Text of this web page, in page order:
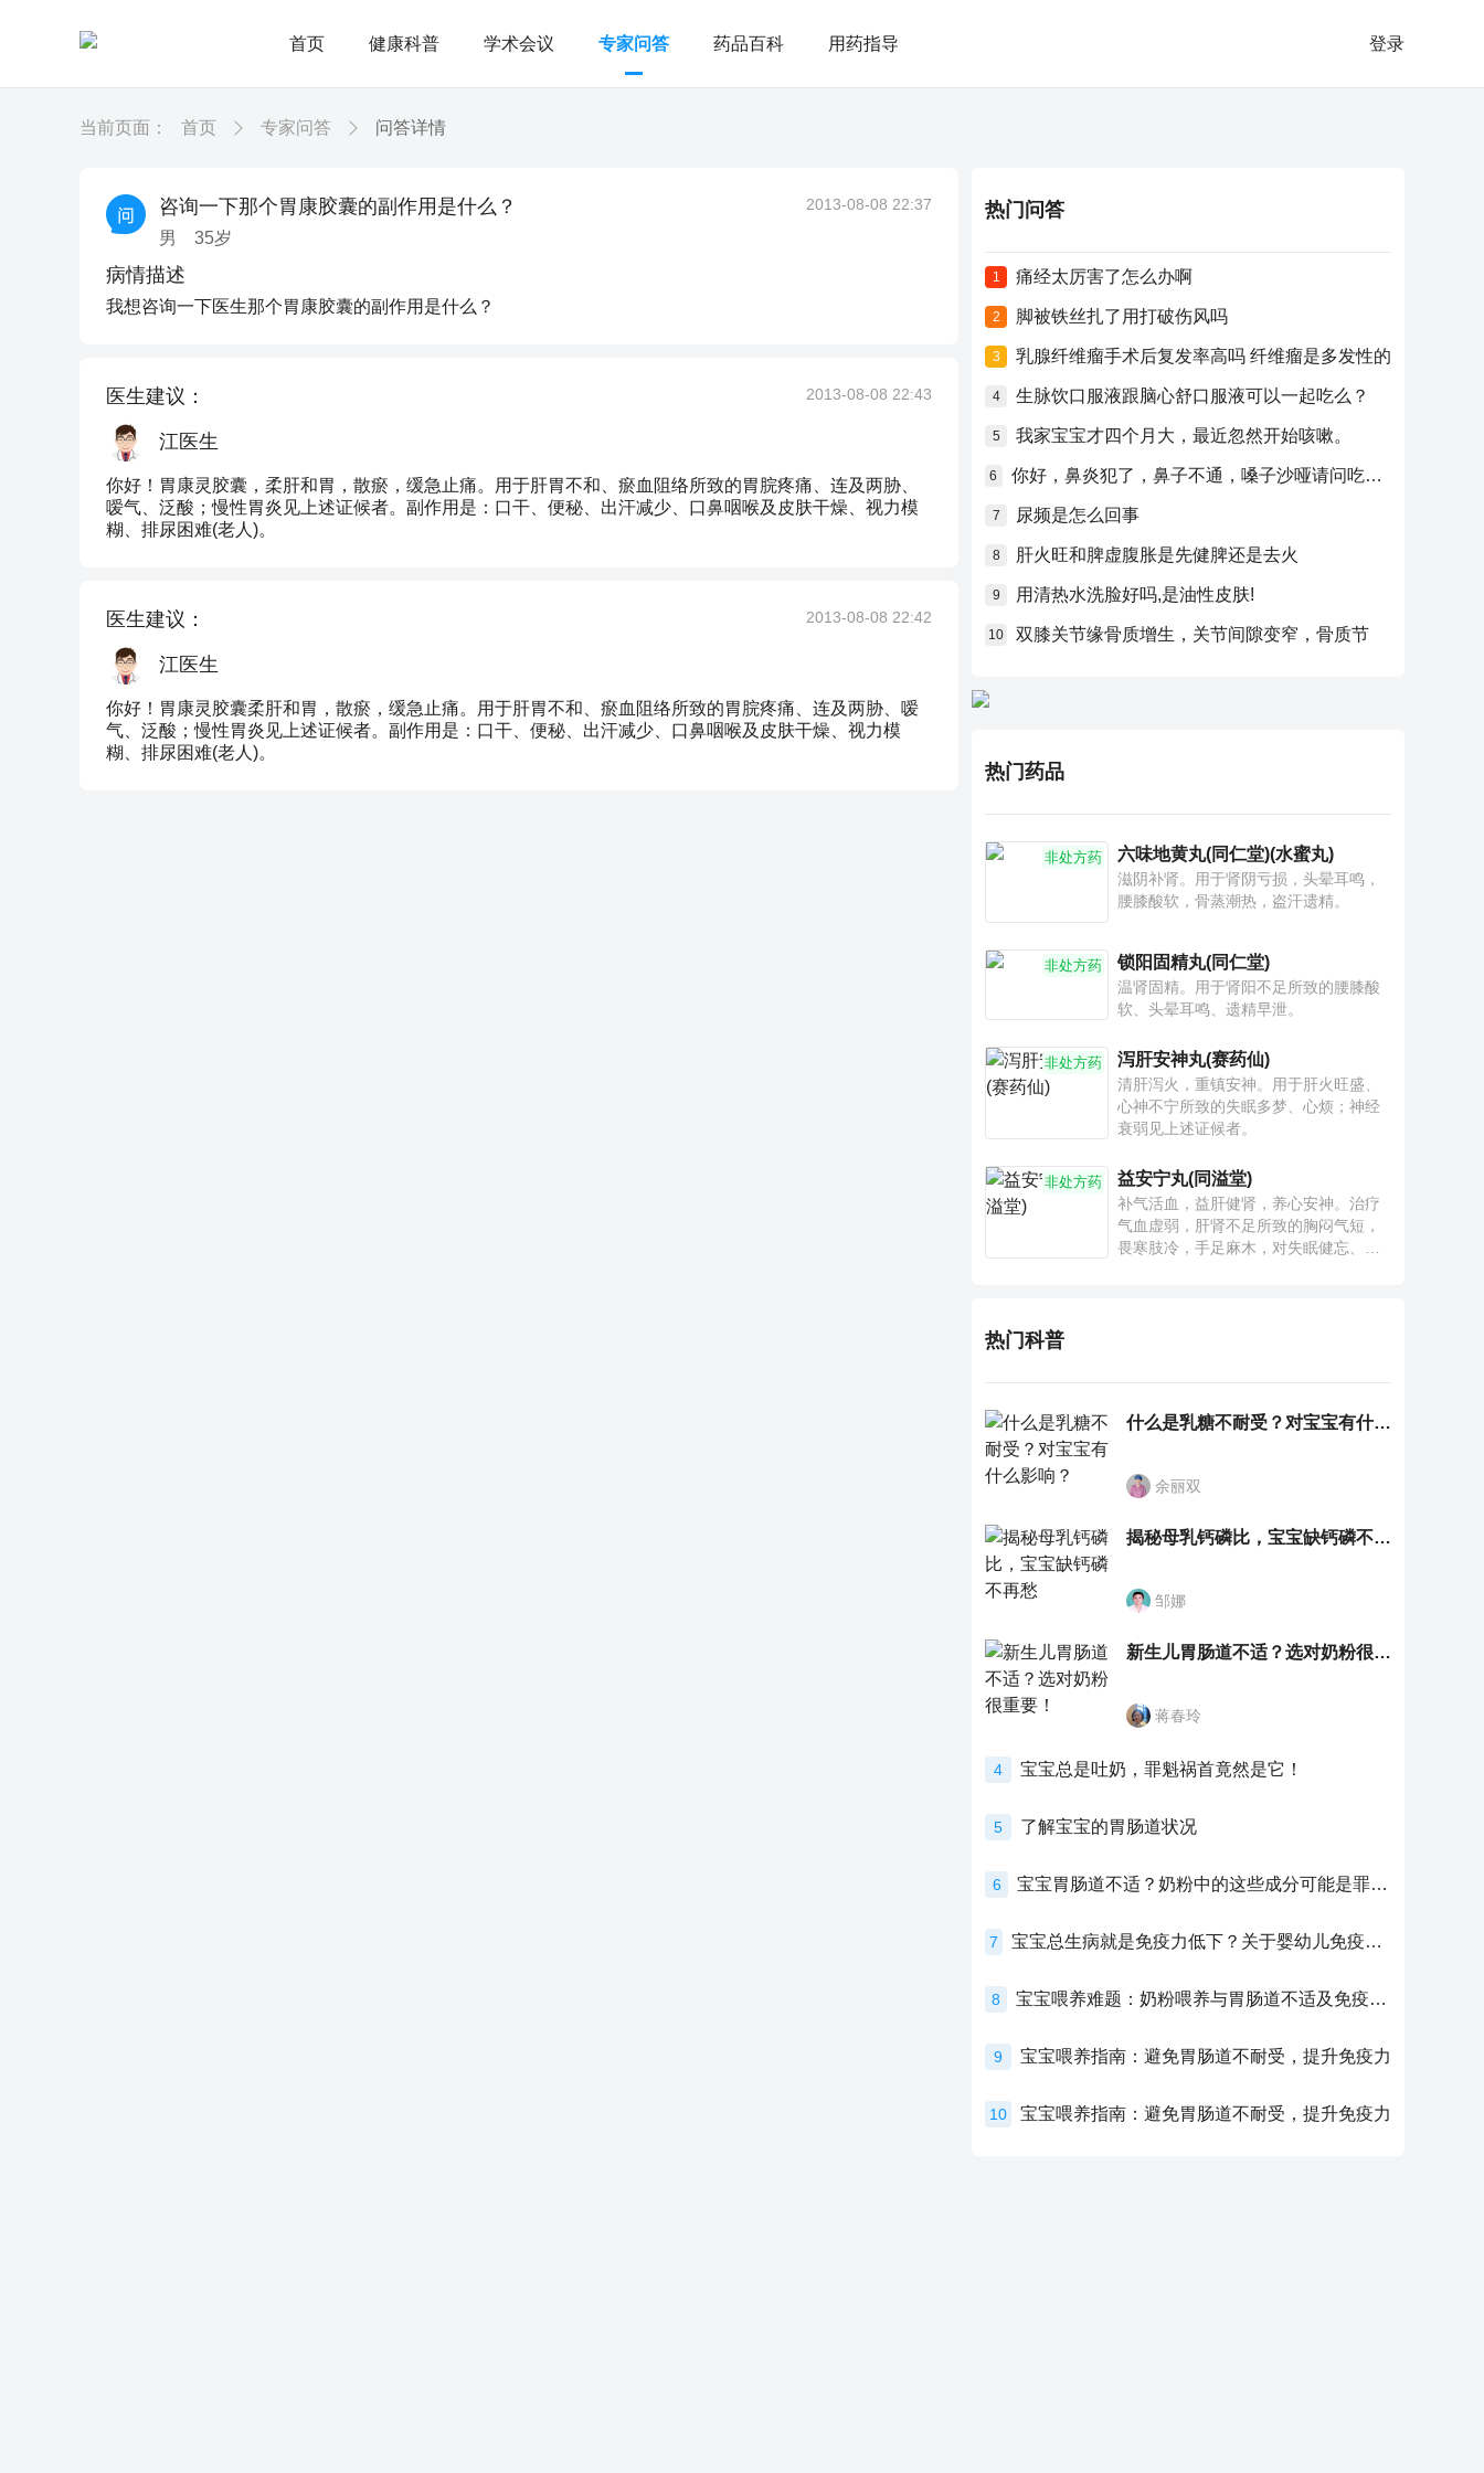
首页 健康科普 学术会议 专家问答 药品百科 用药指导 登录
当前页面： 首页 专家问答 问答详情
咨询一下那个胃康胶囊的副作用是什么？
男 35岁
2013-08-08 22:37
病情描述
我想咨询一下医生那个胃康胶囊的副作用是什么？
医生建议： 2013-08-08 22:43
江医生
你好！胃康灵胶囊，柔肝和胃，散瘀，缓急止痛。用于肝胃不和、瘀血阻络所致的胃脘疼痛、连及两胁、
嗳气、泛酸；慢性胃炎见上述证候者。副作用是：口干、便秘、出汗减少、口鼻咽喉及皮肤干燥、视力模
糊、排尿困难(老人)。
医生建议： 2013-08-08 22:42
江医生
你好！胃康灵胶囊柔肝和胃，散瘀，缓急止痛。用于肝胃不和、瘀血阻络所致的胃脘疼痛、连及两胁、嗳
气、泛酸；慢性胃炎见上述证候者。副作用是：口干、便秘、出汗减少、口鼻咽喉及皮肤干燥、视力模
糊、排尿困难(老人)。
热门问答
1 痛经太厉害了怎么办啊
2 脚被铁丝扎了用打破伤风吗
3 乳腺纤维瘤手术后复发率高吗 纤维瘤是多发性的
4 生脉饮口服液跟脑心舒口服液可以一起吃么？
5 我家宝宝才四个月大，最近忽然开始咳嗽。
6 你好，鼻炎犯了，鼻子不通，嗓子沙哑请问吃什么药比较好？
7 尿频是怎么回事
8 肝火旺和脾虚腹胀是先健脾还是去火
9 用清热水洗脸好吗,是油性皮肤!
10 双膝关节缘骨质增生，关节间隙变窄，骨质节
热门药品
非处方药 六味地黄丸(同仁堂)(水蜜丸)
滋阴补肾。用于肾阴亏损，头晕耳鸣，
腰膝酸软，骨蒸潮热，盗汗遗精。
非处方药 锁阳固精丸(同仁堂)
温肾固精。用于肾阳不足所致的腰膝酸
软、头晕耳鸣、遗精早泄。
非处方药 泻肝安神丸(赛药仙)
清肝泻火，重镇安神。用于肝火旺盛、
心神不宁所致的失眠多梦、心烦；神经
衰弱见上述证候者。
非处方药 益安宁丸(同溢堂)
补气活血，益肝健肾，养心安神。治疗
气血虚弱，肝肾不足所致的胸闷气短，
畏寒肢冷，手足麻木，对失眠健忘、神
热门科普
什么是乳糖不耐受？对宝宝有什么影响？
余丽双
揭秘母乳钙磷比，宝宝缺钙磷不再愁
邹娜
新生儿胃肠道不适？选对奶粉很重要！
蒋春玲
4 宝宝总是吐奶，罪魁祸首竟然是它！
5 了解宝宝的胃肠道状况
6 宝宝胃肠道不适？奶粉中的这些成分可能是罪魁祸首！
7 宝宝总生病就是免疫力低下？关于婴幼儿免疫力的真相，家长必须了解！
8 宝宝喂养难题：奶粉喂养与胃肠道不适及免疫力提升的奥秘
9 宝宝喂养指南：避免胃肠道不耐受，提升免疫力
10 宝宝喂养指南：避免胃肠道不耐受，提升免疫力